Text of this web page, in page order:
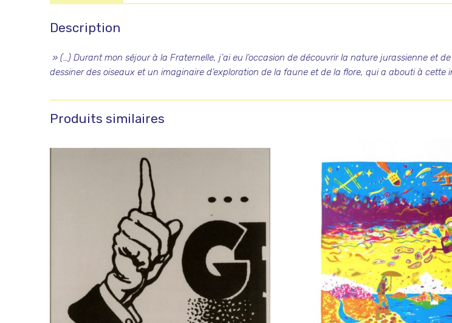
Description
» (…) Durant mon séjour à la Fraternelle, j’ai eu l’occasion de découvrir la nature jurassienne et
dessiner des oiseaux et un imaginaire d’exploration de la faune et de la flore, qui a abouti à cette
Produits similaires